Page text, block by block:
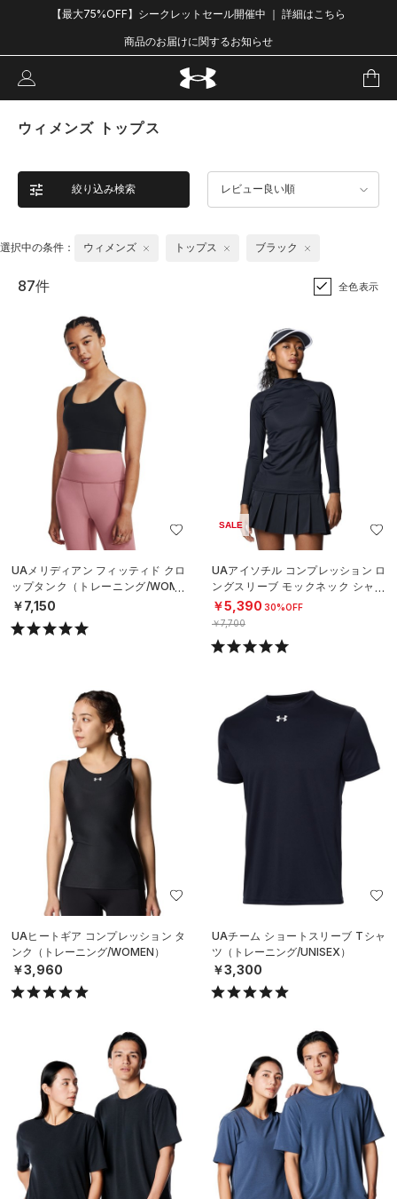
【最大75%OFF】シークレットセール開催中 ｜ 詳細はこちら
商品のお届けに関するお知らせ
ウィメンズ トップス
絞り込み検索 レビュー良い順
選択中の条件： ウィメンズ トップス ブラック
87件 全色表示
UAメリディアン フィッティド クロ
ップタンク（トレーニング/WOME
N）
￥7,150
SALE
UAアイソチル コンプレッション ロ
ングスリーブ モックネック シャツ
（ゴルフ/WOMEN）
￥5,390 30%OFF
￥7,700
UAヒートギア コンプレッション タ
ンク（トレーニング/WOMEN）
￥3,960
UAチーム ショートスリーブ Tシャ
ツ（トレーニング/UNISEX）
￥3,300